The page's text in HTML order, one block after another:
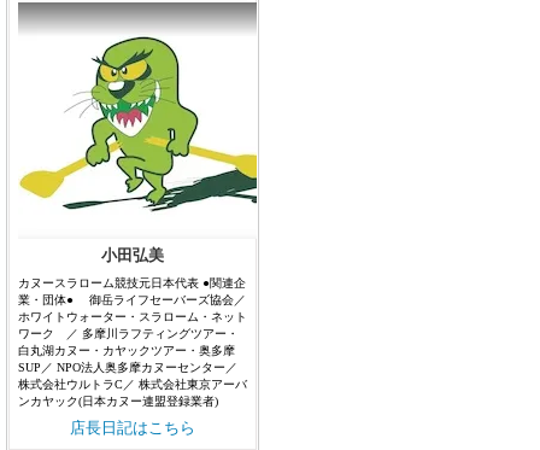
小田弘美
カヌースラローム競技元日本代表 ●関連企
業・団体● 御岳ライフセーバーズ協会／
ホワイトウォーター・スラローム・ネット
ワーク ／ 多摩川ラフティングツアー・
白丸湖カヌー・カヤックツアー・奥多摩
SUP／ NPO法人奥多摩カヌーセンター／
株式会社ウルトラC／ 株式会社東京アーバ
ンカヤック(日本カヌー連盟登録業者)
店長日記はこちら